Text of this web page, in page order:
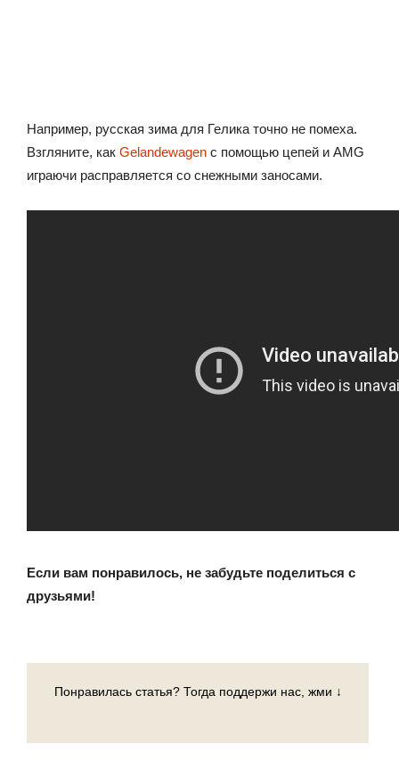
Например, русская зима для Гелика точно не помеха.
Взгляните, как Gelandewagen с помощью цепей и AMG
играючи расправляется со снежными заносами.
Если вам понравилось, не забудьте поделиться с
друзьями!
Понравилась статья? Тогда поддержи нас, жми ↓